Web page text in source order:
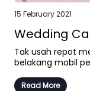
15 February 2021
Wedding
Tak usah repot
belakang mobil
Read More